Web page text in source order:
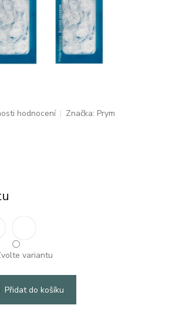
hodnocení Značka: Prym
variantu
Přidat do košíku